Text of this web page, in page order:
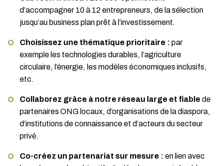
d’accompagner 10 à 12 entrepreneurs, de la sélection
jusqu’au business plan prêt à l’investissement.
Choisissez une thématique prioritaire : par
exemple les technologies durables, l’agriculture
circulaire, l’énergie, les modèles économiques inclusifs,
etc.
Collaborez grâce à notre réseau large et fiable de
partenaires ONG locaux, d’organisations de la diaspora,
d’institutions de connaissance et d’acteurs du secteur
privé.
Co-créez un partenariat sur mesure : en lien avec